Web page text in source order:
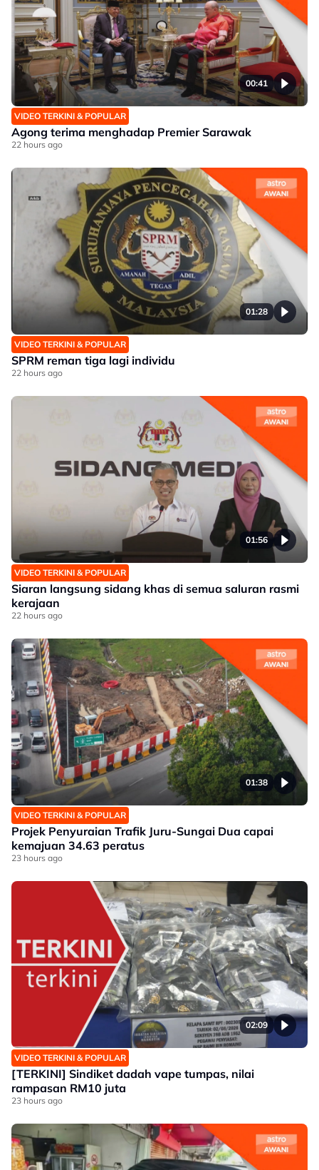
00:41
VIDEO TERKINI & POPULAR
Agong terima menghadap Premier Sarawak
22 hours ago
01:28
VIDEO TERKINI & POPULAR
SPRM reman tiga lagi individu
22 hours ago
01:56
VIDEO TERKINI & POPULAR
Siaran langsung sidang khas di semua saluran rasmi
kerajaan
22 hours ago
01:38
VIDEO TERKINI & POPULAR
Projek Penyuraian Trafik Juru-Sungai Dua capai
kemajuan 34.63 peratus
23 hours ago
02:09
VIDEO TERKINI & POPULAR
[TERKINI] Sindiket dadah vape tumpas, nilai
rampasan RM10 juta
23 hours ago